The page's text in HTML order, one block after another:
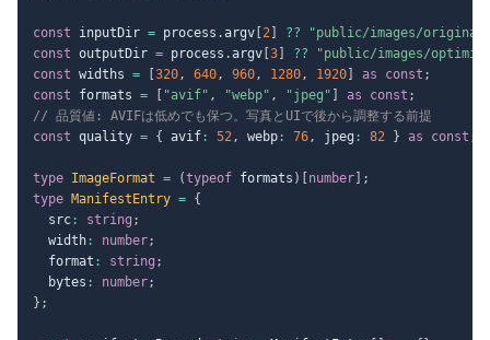
const inputDir = process .argv 2 ??
"public/images/
const outputDir = process .argv 3 ??
"public/images/
const widths = 320, 640, 960, 1280, 1920 as const ;
const formats = "avif" , "webp" , "jpeg" as const ;
// 品質値: AVIFは低めでも保つ。写真とUIで後から調整する前提
const quality = { avif : 52, webp : 76, jpeg : 82 } as const ;
type ImageFormat = (typeof formats ) number
;
type ManifestEntry = {
  src
: string ;
  width
: number;
  format
: string ;
  bytes
: number;
} ;